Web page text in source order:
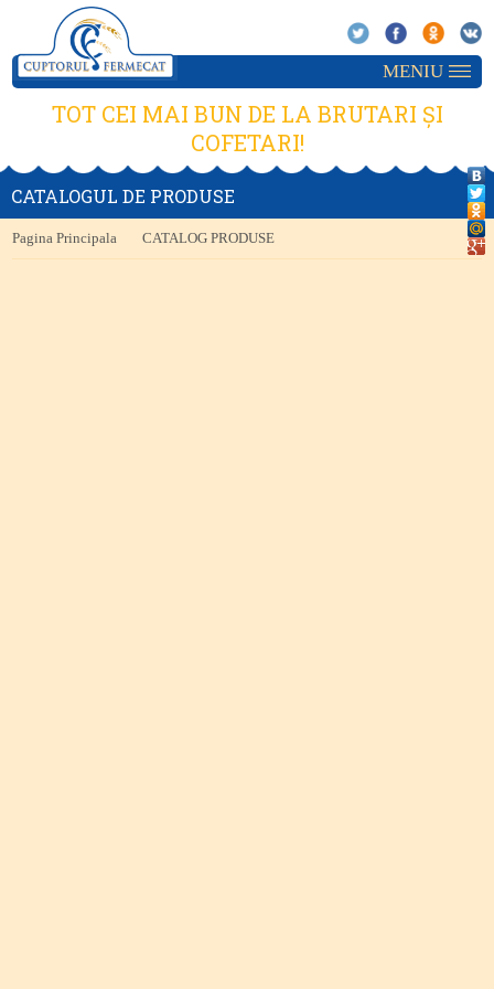
MENIU
TOT CEI MAI BUN DE LA BRUTARI ȘI
COFETARI!
CATALOGUL DE PRODUSE
Pagina Principala CATALOG PRODUSE